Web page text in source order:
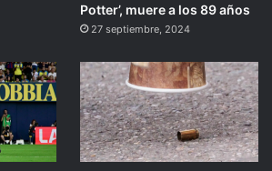
Potter’, muere a los 89 años
27 septiembre, 2024